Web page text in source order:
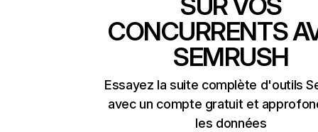
CONCURRENTS
SEMRUSH
Essayez la suite complète d'outils
avec un compte gratuit et
les données